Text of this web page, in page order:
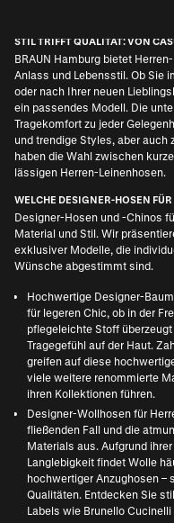
STIL TRIFFT QUALITÄT: VON
BRAUN Hamburg bietet
Anlass und Lebensstil. Ob Sie
oder nach Ihrer neuen
ein passendes Modell. Die
Tragekomfort zu jeder
und trendige Styles, aber auch
haben die Wahl zwischen
lässigen Herren-Leinenhosen.
WELCHE DESIGNER-HOSEN
Designer-Hosen und -Chinos
Material und Stil. Wir
exklusiver Modelle, die
Wünsche abgestimmt sind.
Hochwertige Designer-
für legeren Chic, ob in der
pflegeleichte Stoff
Tragegefühl auf der Haut.
greifen auf diese
viele weitere renommierte
ihren Kollektionen führen.
Designer-Wollhosen für
fließenden Fall und die
Materials aus. Aufgrund
Langlebigkeit findet Wolle
hochwertiger Anzughosen –
Qualitäten. Entdecken Sie
Labels wie Brunello Cucinelli